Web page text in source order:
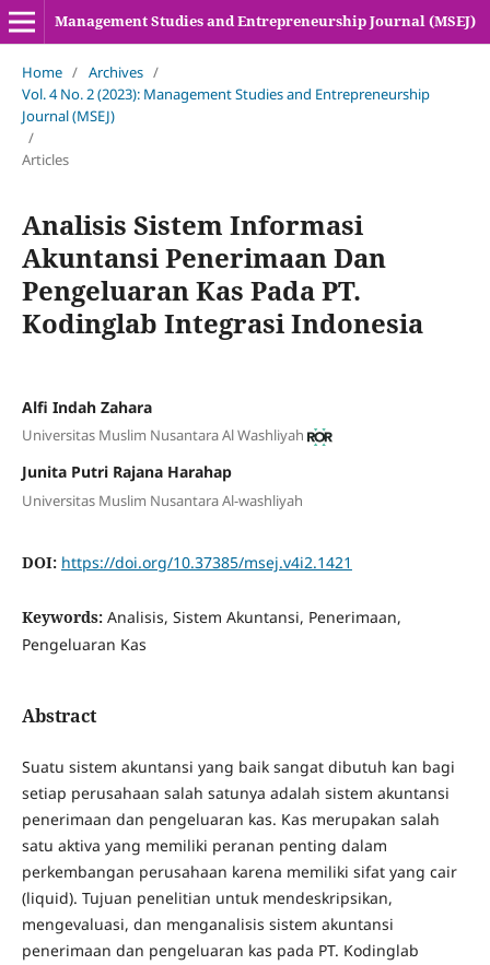
Management Studies and Entrepreneurship Journal (MSEJ)
Home / Archives /
Vol. 4 No. 2 (2023): Management Studies and Entrepreneurship
Journal (MSEJ)
/
Articles
Analisis Sistem Informasi
Akuntansi Penerimaan Dan
Pengeluaran Kas Pada PT.
Kodinglab Integrasi Indonesia
Alfi Indah Zahara
Universitas Muslim Nusantara Al Washliyah
Junita Putri Rajana Harahap
Universitas Muslim Nusantara Al-washliyah
DOI: https://doi.org/10.37385/msej.v4i2.1421
Keywords: Analisis, Sistem Akuntansi, Penerimaan,
Pengeluaran Kas
Abstract
Suatu sistem akuntansi yang baik sangat dibutuh kan bagi
setiap perusahaan salah satunya adalah sistem akuntansi
penerimaan dan pengeluaran kas. Kas merupakan salah
satu aktiva yang memiliki peranan penting dalam
perkembangan perusahaan karena memiliki sifat yang cair
(liquid). Tujuan penelitian untuk mendeskripsikan,
mengevaluasi, dan menganalisis sistem akuntansi
penerimaan dan pengeluaran kas pada PT. Kodinglab